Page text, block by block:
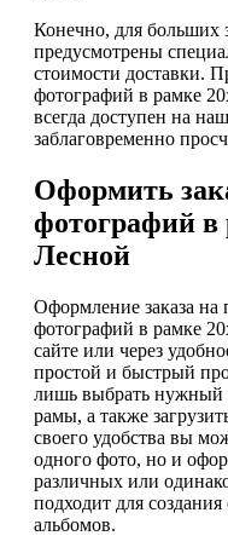
Конечно, для больших
предусмотрены
стоимости доставки.
фотографий в рамке
всегда доступен на
заблаговременно
Оформить
фотографий в
Лесной
Оформление заказа на
фотографий в рамке
сайте или через
простой и быстрый
лишь выбрать нужный
рамы, а также
своего удобства вы
одного фото, но и
различных или
подходит для
альбомов.